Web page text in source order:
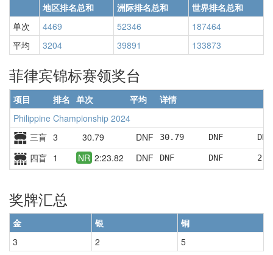
地区排名总和 洲际排名总和
世界排名总和
单次
4469 52346
187464
平均
3204 39891 133873
菲律宾锦标赛领奖台
项目 排名 单次 平均
详情
Philippine Championship 2024
三盲 3 30.79 DNF 30.79     DNF       DNF
四盲 1 NR 2:23.82 DNF DNF       DNF
奖牌汇总
金 银
铜
3
2 5